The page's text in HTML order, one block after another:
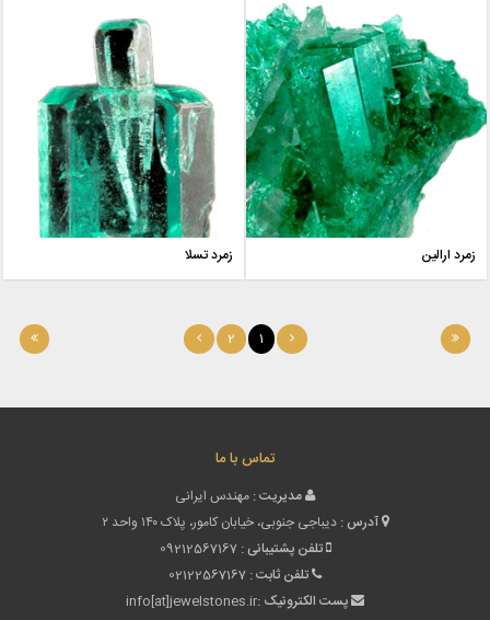
زمرد ارالین زمرد تسلا
1
2
تماس با ما
مدیریت : مهندس ایرانی
آدرس : دیباجی جنوبی، خیابان کامور، پلاک ۱۴۰ واحد ۲
تلفن پشتیبانی : 09212567167
تلفن ثابت : 02122567167
پست الکترونیک :info[at]jewelstones.ir